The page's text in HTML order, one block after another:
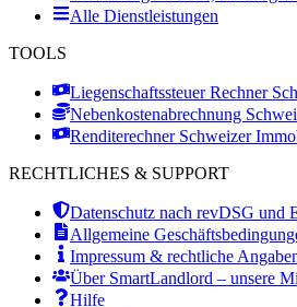
Alle Dienstleistungen
TOOLS
Liegenschaftssteuer Rechner
Nebenkostenabrechnung
Renditerechner Schweizer
RECHTLICHES & SUPPORT
Datenschutz nach revDSG und
Allgemeine
Impressum & rechtliche
Über SmartLandlord – unsere
Hilfe